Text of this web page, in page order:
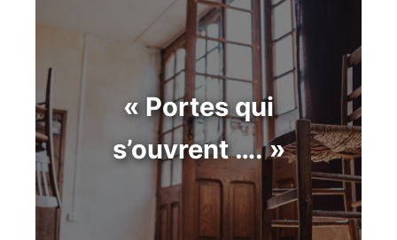
« Portes qui
s’ouvrent …. »